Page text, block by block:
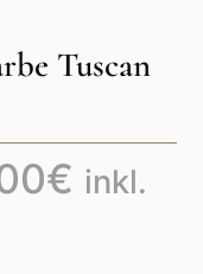
Tuscan
€ inkl.